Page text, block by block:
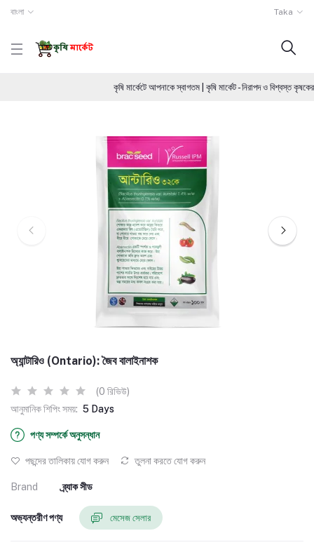
বাংলা Taka
কৃষি মার্কেটে আপনাকে স্বাগতম | কৃষি মার্কেট - নিরাপদ ও বিশ্বস্ত
অ্যান্টারিও (Ontario): জৈব বালাইনাশক
(0 রিভিউ)
আনুমানিক শিপিং সময়: 5 Days
পণ্য সম্পর্কে অনুসন্ধান
পছন্দের তালিকায় যোগ করুন তুলনা করতে যোগ করুন
Brand ব্র্যাক সীড
অভ্যন্তরীণ পণ্য মেসেজ সেলার